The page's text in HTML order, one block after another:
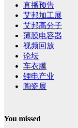
直播预告
艾邦加工展
艾邦高分子
薄膜电容器
视频回放
论坛
车衣膜
锂电产业
陶瓷展
You missed